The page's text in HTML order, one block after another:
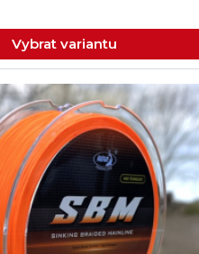
Vybrat variantu